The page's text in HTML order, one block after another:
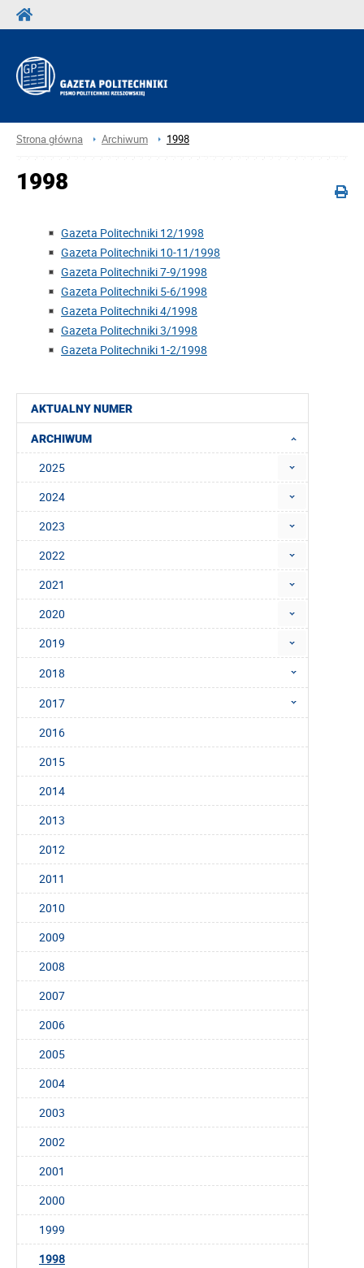
Strona główna Archiwum 1998
AKTUALNY NUMER
ARCHIWUM
2025
2024
2023
2022
2021
2020
2019
2018
2017
2016
2015
2014
2013
2012
2011
2010
2009
2008
2007
2006
2005
2004
2003
2002
2001
2000
1999
1998
1998
Gazeta Politechniki 12/1998
Gazeta Politechniki 10-11/1998
Gazeta Politechniki 7-9/1998
Gazeta Politechniki 5-6/1998
Gazeta Politechniki 4/1998
Gazeta Politechniki 3/1998
Gazeta Politechniki 1-2/1998